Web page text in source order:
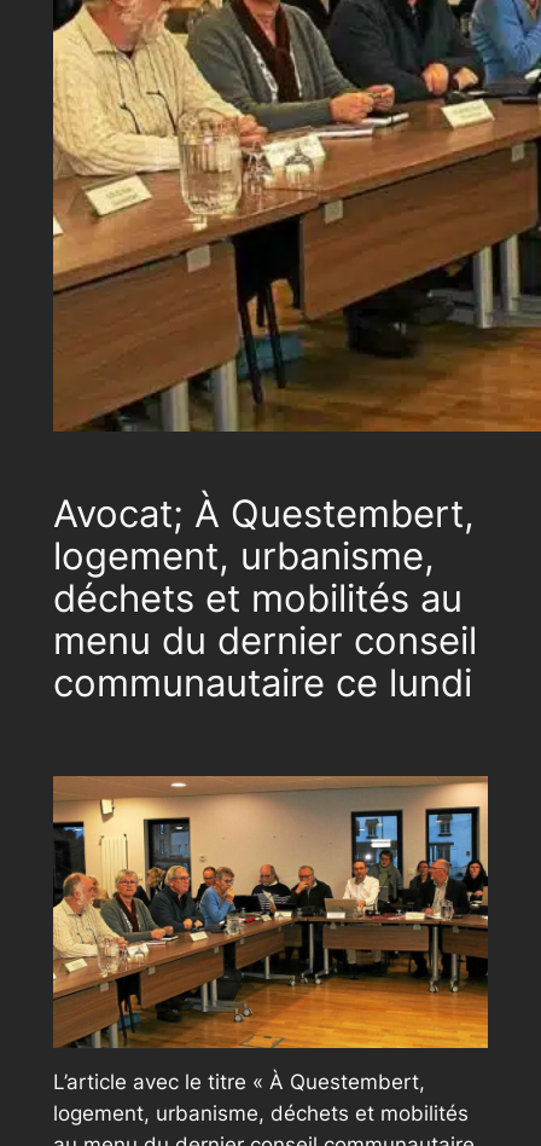
Avocat; À Questembert,
logement, urbanisme,
déchets et mobilités au
menu du dernier conseil
communautaire ce lundi
L’article avec le titre « À Questembert,
logement, urbanisme, déchets et mobilités